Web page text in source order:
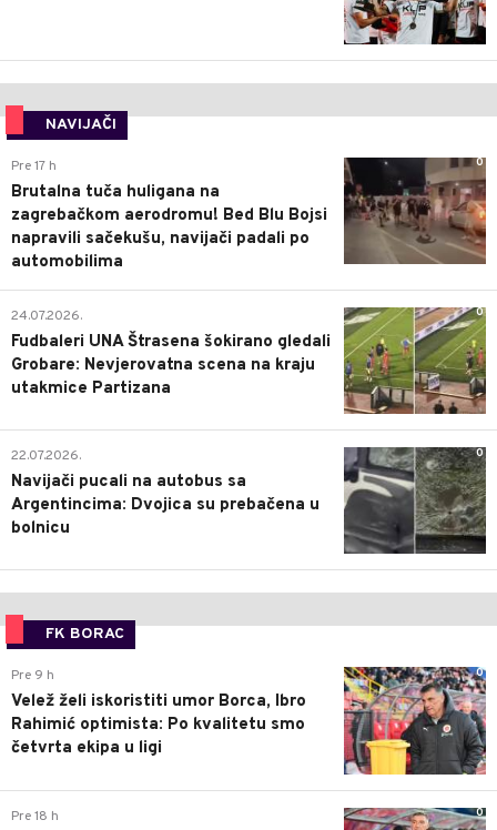
NAVIJAČI
0
Pre 17 h
Brutalna tuča huligana na
zagrebačkom aerodromu! Bed Blu Bojsi
napravili sačekušu, navijači padali po
automobilima
0
24.07.2026.
Fudbaleri UNA Štrasena šokirano gledali
Grobare: Nevjerovatna scena na kraju
utakmice Partizana
0
22.07.2026.
Navijači pucali na autobus sa
Argentincima: Dvojica su prebačena u
bolnicu
FK BORAC
0
Pre 9 h
Velež želi iskoristiti umor Borca, Ibro
Rahimić optimista: Po kvalitetu smo
četvrta ekipa u ligi
0
Pre 18 h